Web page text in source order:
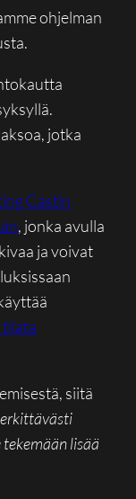
ohjelman
jotka
Castin
, jonka avulla
ja voivat
siitä
lisää